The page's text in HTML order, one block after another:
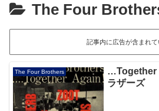
The Four
記事内に広告が含まれ
The Four Brothers
…Together
ラザーズ